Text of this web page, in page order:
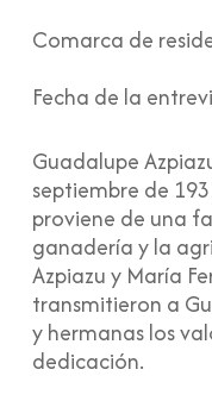
Comarca de
Fecha de la
Guadalupe
septiembre de
proviene de una
ganadería y la
Azpiazu y María
transmitieron a
y hermanas los
dedicación.